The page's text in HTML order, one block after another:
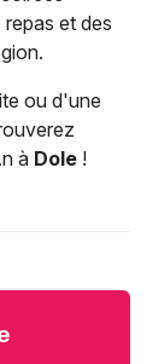
et des
ou d'une
à Dole !